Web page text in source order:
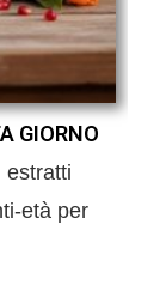
GIORNO
estratti
età per